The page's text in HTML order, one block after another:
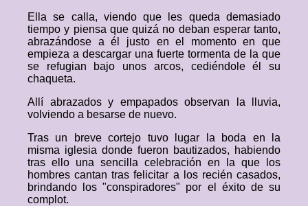
Ella se calla, viendo que les queda demasiado
tiempo y piensa que quizá no deban esperar tanto,
abrazándose a él justo en el momento en que
empieza a descargar una fuerte tormenta de la que
se refugian bajo unos arcos, cediéndole él su
chaqueta.
Allí abrazados y empapados observan la lluvia,
volviendo a besarse de nuevo.
Tras un breve cortejo tuvo lugar la boda en la
misma iglesia donde fueron bautizados, habiendo
tras ello una sencilla celebración en la que los
hombres cantan tras felicitar a los recién casados,
brindando los "conspiradores" por el éxito de su
complot.